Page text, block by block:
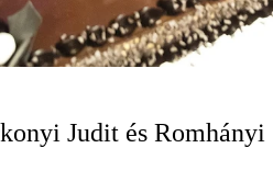
Judit és Romhányi